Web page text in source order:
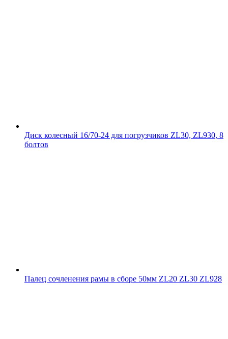
Диск колесный 16/70-24 для погрузчиков ZL30, ZL930, 8
болтов
Палец сочленения рамы в сборе 50мм ZL20 ZL30 ZL928